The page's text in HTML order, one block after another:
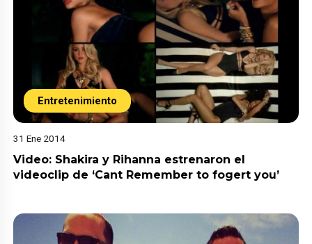
Entretenimiento
31 Ene 2014
Video: Shakira y Rihanna estrenaron el
videoclip de ‘Cant Remember to fogert you’